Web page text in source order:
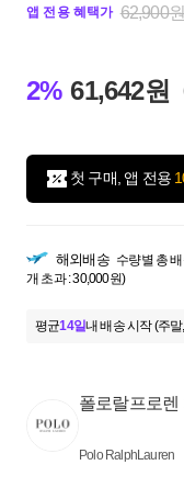
앱 전용 혜택가 62,900원
2% 61,642원
첫 구매, 앱 전용
해외배송 수량별 총
개 초과 : 30,000원)
평균14일내 배송 시작 (주
폴로랄프로렌
Polo RalphLauren